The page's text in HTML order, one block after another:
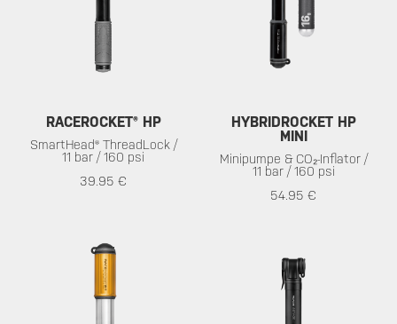
RACEROCKET® HP
SmartHead® ThreadLock /
11 bar / 160 psi
39.95 €
HYBRIDROCKET HP
MINI
Minipumpe & CO₂-Inflator /
11 bar / 160 psi
54.95 €